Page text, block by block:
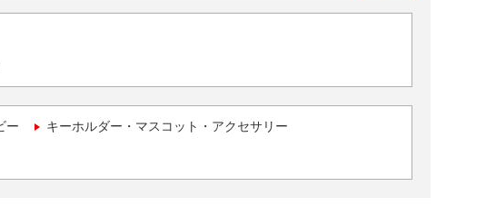
ー キーホルダー・マスコット・アクセサリー